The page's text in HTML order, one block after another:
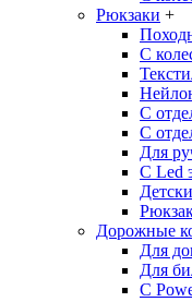
Рюкзаки +
С
С
С
Для
С Led
Дорожные
Для
Для
С